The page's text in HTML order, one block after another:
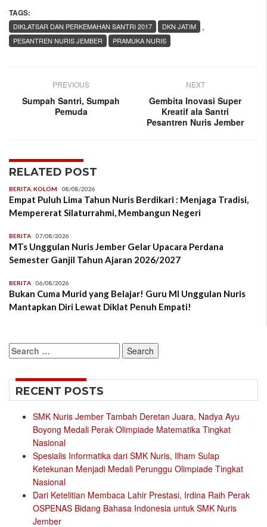
TAGS:
,
DIKLATSAR DAN PERKEMAHAN SANTRI 2017
DKN JATIM
PESANTREN NURIS JEMBER
PRAMUKA NURIS
PREVIOUS
Sumpah Santri, Sumpah
Pemuda
NEXT
Gembita Inovasi Super
Kreatif ala Santri
Pesantren Nuris Jember
RELATED POST
BERITA KOLOM 08/08/2026
Empat Puluh Lima Tahun Nuris Berdikari : Menjaga Tradisi,
Mempererat Silaturrahmi, Membangun Negeri
BERITA 07/08/2026
MTs Unggulan Nuris Jember Gelar Upacara Perdana
Semester Ganjil Tahun Ajaran 2026/2027
BERITA 06/08/2026
Bukan Cuma Murid yang Belajar! Guru MI Unggulan Nuris
Mantapkan Diri Lewat Diklat Penuh Empati!
Search
for:
RECENT POSTS
SMK Nuris Jember Tambah Deretan Juara, Nadya Ayu
Boyong Medali Perak Olimpiade Matematika Tingkat
Nasional
Spesialis Informatika dari SMK Nuris, Ilham Sulap
Ketekunan Menjadi Medali Perunggu Olimpiade Tingkat
Nasional
Dari Ketelitian Membaca Lahir Prestasi, Irdina Raih Perak
OSPENAS Bidang Bahasa Indonesia untuk SMK Nuris
Jember